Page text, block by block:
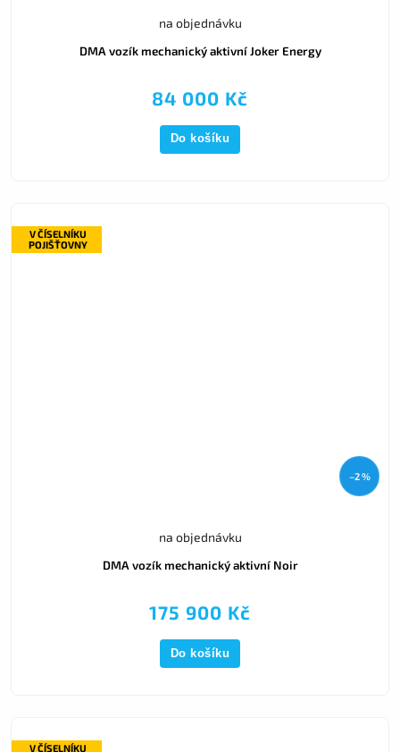
DMA vozík mechanický aktivní Joker Energy
na objednávku
84 000 Kč
Do košíku
V ČÍSELNÍKU
POJIŠŤOVNY
–2 %
DMA vozík mechanický aktivní Noir
na objednávku
175 900 Kč
Do košíku
V ČÍSELNÍKU